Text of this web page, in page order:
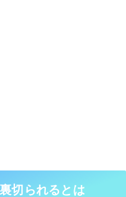
切られるとは